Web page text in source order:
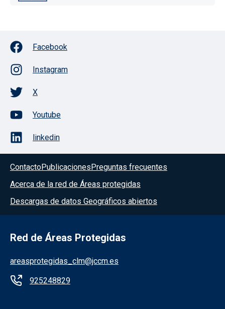
Facebook
Instagram
X
Youtube
linkedin
ContactoPublicaciones Preguntas frecuentes
Acerca de la red de Áreas protegidas
Descargas de datos Geográficos abiertos
Red de Áreas Protegidas
areasprotegidas_clm@jccm.es
925248829